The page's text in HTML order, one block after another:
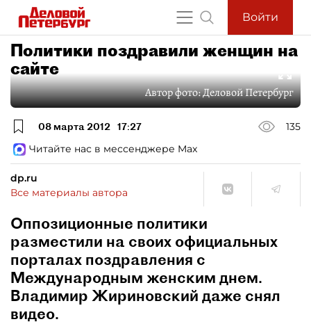
Войти
Политики поздравили женщин на
сайте
Автор фото:Деловой Петербург
08 марта 2012 17:27
135
Читайте нас в мессенджере Max
dp.ru
Все материалы автора
Оппозиционные политики
разместили на своих официальных
порталах поздравления с
Международным женским днем.
Владимир Жириновский даже снял
видео.